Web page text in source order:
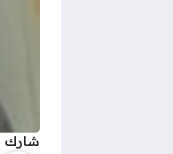
شارك